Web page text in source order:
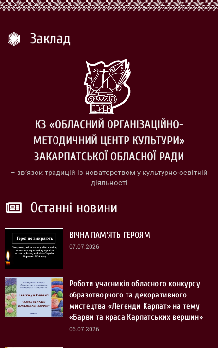
Заклад
КЗ «ОБЛАСНИЙ ОРГАНІЗАЦІЙНО-
МЕТОДИЧНИЙ ЦЕНТР КУЛЬТУРИ»
ЗАКАРПАТСЬКОЇ ОБЛАСНОЇ РАДИ
– зв’язок традицій із новаторством у культурно-освітній
діяльності
Останні новини
ВІЧНА ПАМ’ЯТЬ ГЕРОЯМ
07.07.2026
Роботи учасників обласного конкурсу
образотворчого та декоративного
мистецтва «Легенди Карпат» на тему
«Барви та краса Карпатських вершин»
06.07.2026